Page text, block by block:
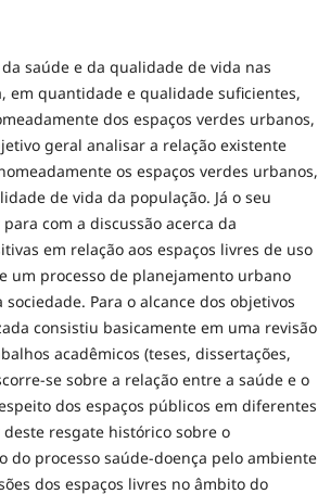
saúde e da qualidade de vida nas
em quantidade e qualidade suficientes,
dos espaços verdes urbanos,
geral analisar a relação existente
os espaços verdes urbanos,
de vida da população. Já o seu
com a discussão acerca da
em relação aos espaços livres de uso
um processo de planejamento urbano
Para o alcance dos objetivos
consistiu basicamente em uma revisão
acadêmicos (teses, dissertações,
se sobre a relação entre a saúde e o
dos espaços públicos em diferentes
resgate histórico sobre o
do processo saúde-doença pelo ambiente
dos espaços livres no âmbito do